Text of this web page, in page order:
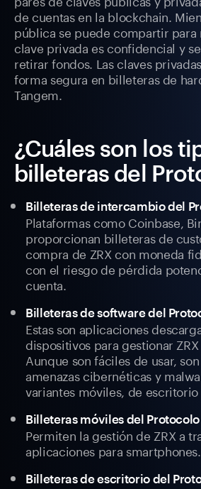
de cuentas en la blockchain.
pública se puede compartir para
clave privada es confidencial y
retirar fondos. Las claves
forma segura en billeteras de
Tangem.
¿Cuáles son los
billeteras del
Billeteras de intercambio del
Plataformas como Coinbase,
proporcionan billeteras de
compra de ZRX con moneda
con el riesgo de pérdida
cuenta.
Billeteras de software del
Estas son aplicaciones
dispositivos para gestionar
Aunque son fáciles de usar,
amenazas cibernéticas y
variantes móviles, de
Billeteras móviles del
Permiten la gestión de ZRX a
aplicaciones para smartphones.
Billeteras de escritorio del